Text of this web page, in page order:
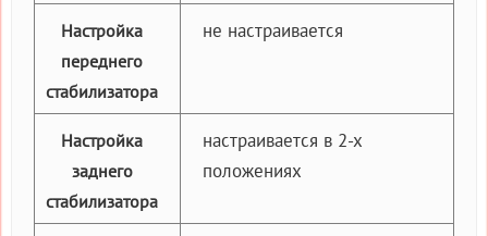
Настройка
переднего
стабилизатора
не настраивается
Настройка
заднего
стабилизатора
настраивается в 2-х
положениях